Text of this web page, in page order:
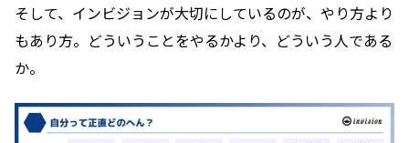
そして、インビジョンが大切にしているのが、やり方より
もあり方。どういうことをやるかより、どういう人である
か。